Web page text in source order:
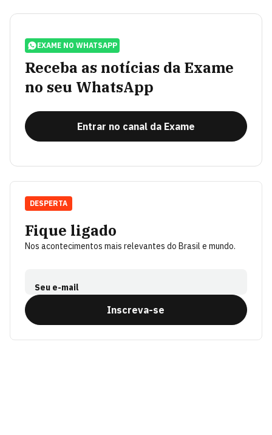
EXAME NO WHATSAPP
Receba as notícias da Exame
no seu WhatsApp
Entrar no canal da Exame
Fique ligado
Nos acontecimentos mais relevantes do Brasil e mundo.
Seu e-mail
Inscreva-se
DESPERTA